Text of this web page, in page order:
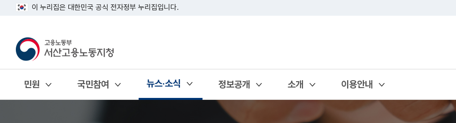
이 누리집은 대한민국 공식 전자정부 누리집입니다.
민원
열기
국민참여
열기
뉴스·소식
열기 정보공개
열기
소개
열기
이용안내
열기